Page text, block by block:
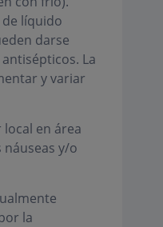
líquido
darse
La
y variar
en área
y/o
la